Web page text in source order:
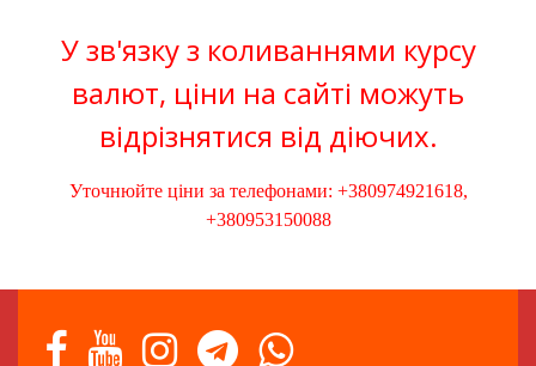
У зв'язку з коливаннями курсу
валют, ціни на сайті можуть
відрізнятися від діючих.
Уточнюйте ціни за телефонами: +380974921618,
+380953150088